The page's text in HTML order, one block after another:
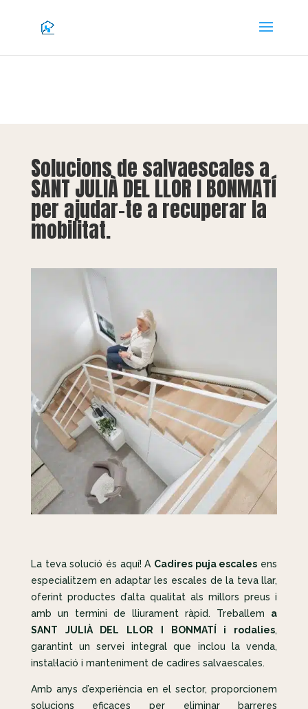
Solucions de salvaescales a
SANT JULIÀ DEL LLOR I BONMATÍ
per ajudar-te a recuperar la
mobilitat.
La teva solució és aquí! A Cadires puja escales ens
especialitzem en adaptar les escales de la teva llar,
oferint productes d’alta qualitat als millors preus i
amb un termini de lliurament ràpid. Treballem a
SANT JULIÀ DEL LLOR I BONMATÍ i rodalies,
garantint un servei integral que inclou la venda,
instal·lació i manteniment de cadires salvaescales.
Amb anys d’experiència en el sector, proporcionem
solucions eficaces per eliminar barreres